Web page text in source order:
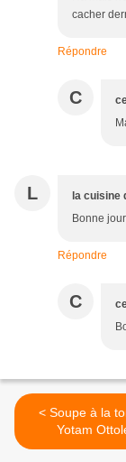
cacher
Répondre
C
L la cuisine
Bonne
Répondre
C
< Soupe à la tomate de
Yotam